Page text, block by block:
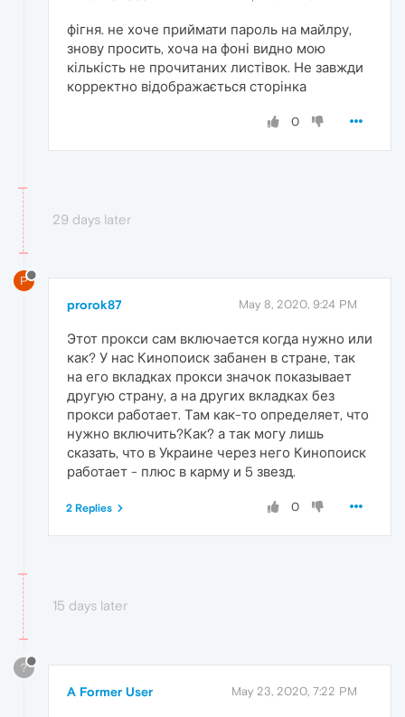
фігня. не хоче приймати пароль на майлру,
знову просить, хоча на фоні видно мою
кількість не прочитаних листівок. Не завжди
корректно відображається сторінка
0
29 days later
P
prorok87 May 8, 2020, 9:24 PM
Этот прокси сам включается когда нужно или
как? У нас Кинопоиск забанен в стране, так
на его вкладках прокси значок показывает
другую страну, а на других вкладках без
прокси работает. Там как-то определяет, что
нужно включить?Как? а так могу лишь
сказать, что в Украине через него Кинопоиск
работает - плюс в карму и 5 звезд.
0
2 Replies
15 days later
?
A Former User May 23, 2020, 7:22 PM